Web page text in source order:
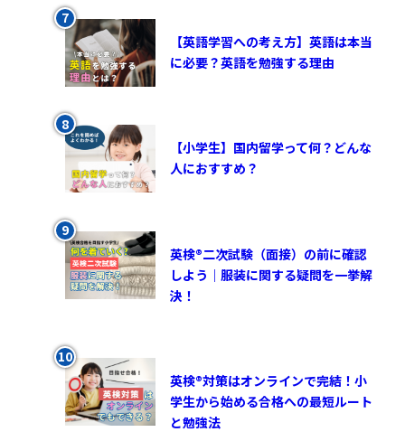
【英語学習への考え方】英語は本当
に必要？英語を勉強する理由
【小学生】国内留学って何？どんな
人におすすめ？
英検®︎二次試験（面接）の前に確認
しよう｜服装に関する疑問を一挙解
決！
英検®対策はオンラインで完結！小
学生から始める合格への最短ルート
と勉強法